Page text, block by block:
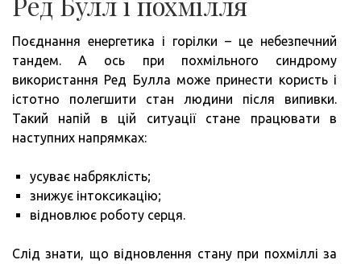
Поєднання енергетика і горілки – це небезпечний
тандем. А ось при похмільного синдрому
використання Ред Булла може принести користь і
істотно полегшити стан людини після випивки.
Такий напій в цій ситуації стане працювати в
наступних напрямках:
усуває набряклість;
знижує інтоксикацію;
відновлює роботу серця.
Слід знати, що відновлення стану при похміллі за